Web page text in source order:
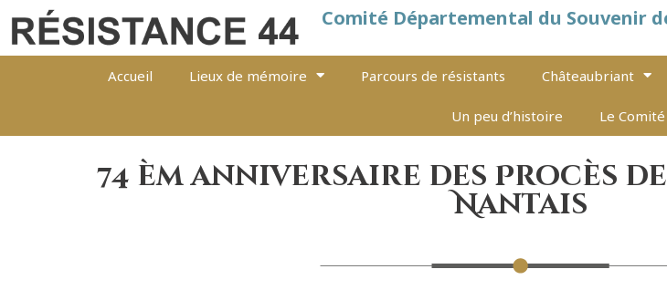
Comité Départemental du Souvenir
Accueil Lieux de mémoire Parcours de résistants Châteaubriant
Un peu d’histoire Le Comité
74 èm anniversaire des Procès
Nantais